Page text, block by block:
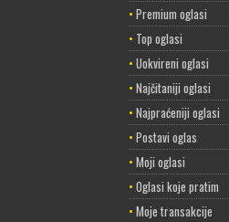
• Premium oglasi
• Top oglasi
• Uokvireni oglasi
• Najčitaniji oglasi
• Najpraćeniji oglasi
• Postavi oglas
• Moji oglasi
• Oglasi koje pratim
• Moje transakcije